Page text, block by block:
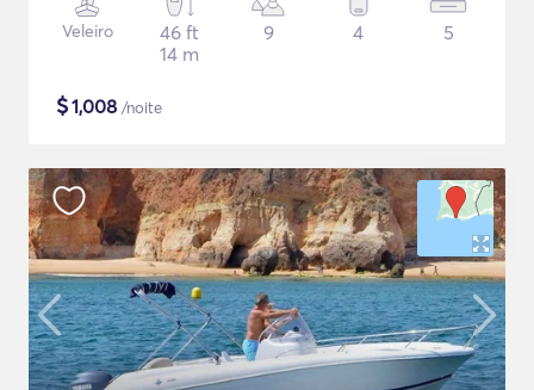
Veleiro
46 ft
14 m
9 4 5
$1,008 /noite